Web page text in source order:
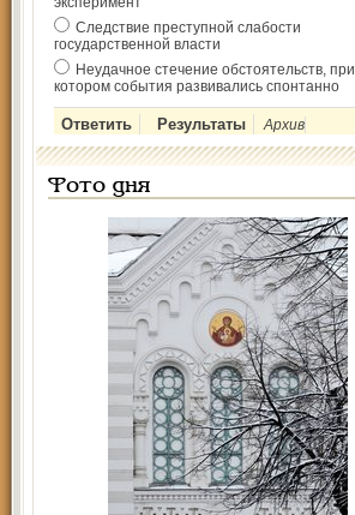
Следствие преступной слабости
государственной власти
Неудачное стечение обстоятельств, при
котором события развивались спонтанно
Архив
Фото дня